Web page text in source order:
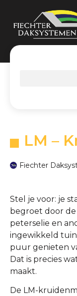
LM –
Fiechter
Stel je voor: je
begroet door de
peterselie en
ingewikkeld
puur genieten
Dat is precies
maakt.
De LM-